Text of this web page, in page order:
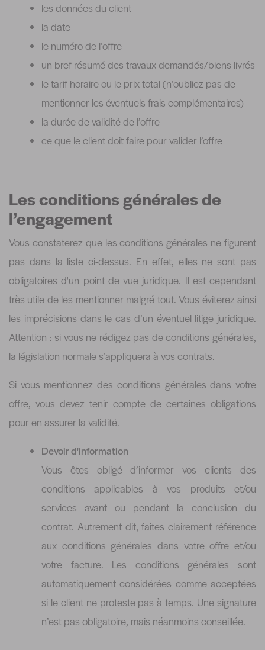
les données du client
la date
le numéro de l’offre
un bref résumé des travaux demandés/biens livrés
le tarif horaire ou le prix total (n’oubliez pas de
mentionner les éventuels frais complémentaires)
la durée de validité de l’offre
ce que le client doit faire pour valider l’offre
Les conditions générales de
l’engagement
Vous constaterez que les conditions générales ne figurent
pas dans la liste ci-dessus. En effet, elles ne sont pas
obligatoires d'un point de vue juridique. Il est cependant
très utile de les mentionner malgré tout. Vous éviterez ainsi
les imprécisions dans le cas d’un éventuel litige juridique.
Attention : si vous ne rédigez pas de conditions générales,
la législation normale s’appliquera à vos contrats.
Si vous mentionnez des conditions générales dans votre
offre, vous devez tenir compte de certaines obligations
pour en assurer la validité.
Devoir d'information
Vous êtes obligé d’informer vos clients des
conditions applicables à vos produits et/ou
services avant ou pendant la conclusion du
contrat. Autrement dit, faites clairement référence
aux conditions générales dans votre offre et/ou
votre facture. Les conditions générales sont
automatiquement considérées comme acceptées
si le client ne proteste pas à temps. Une signature
n’est pas obligatoire, mais néanmoins conseillée.